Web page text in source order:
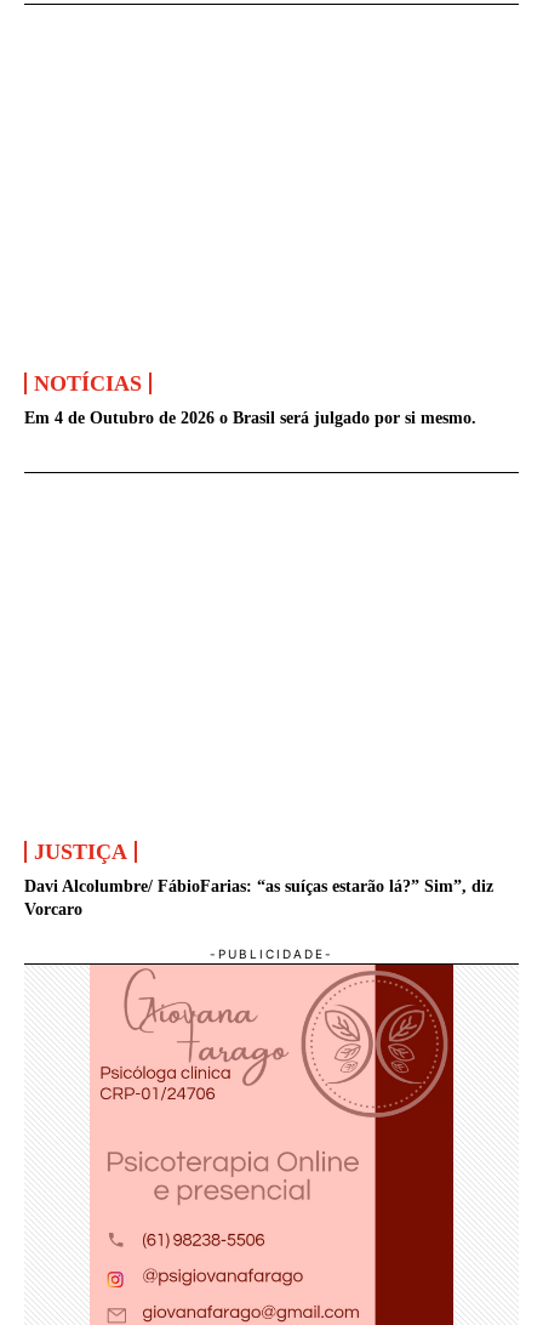
NOTÍCIAS
Em 4 de Outubro de 2026 o Brasil será julgado por si mesmo.
JUSTIÇA
Davi Alcolumbre/ FábioFarias: “as suíças estarão lá?” Sim”, diz
Vorcaro